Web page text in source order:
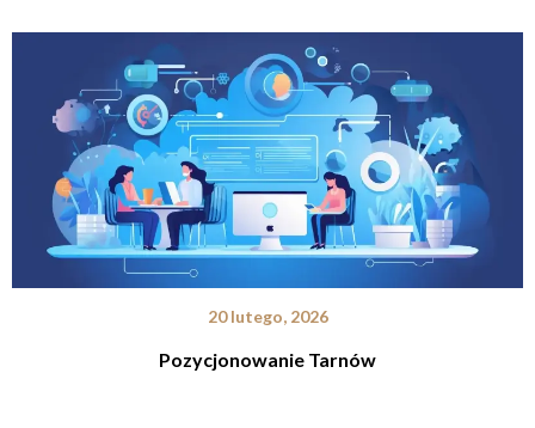
20 lutego, 2026
Pozycjonowanie Tarnów